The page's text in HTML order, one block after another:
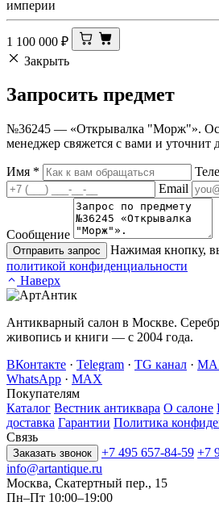
империи
1 100 000 ₽
Закрыть
Запросить предмет
№36245 — «Открывалка "Морж"».
менеджер свяжется с вами и уточнит
Имя *
Email
Сообщение
Отправить запрос
Нажимая кнопку,
политикой конфиденциальности
Наверх
Антикварный салон в Москве.
живопись и книги — с 2004 года.
ВКонтакте · Telegram · TG канал ·
WhatsApp · MAX
Покупателям
Каталог Вестник антиквара О салоне
доставка Гарантии Политика
Связь
Заказать звонок +7 495 657-84-59 +7
info@artantique.ru
Москва, Скатертный пер., 15
Пн–Пт 10:00–19:00